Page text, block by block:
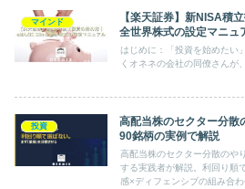
マインド
【楽天証券】新NISA積
全世界株式の設定マニュ
はじめに：「投資を始めたい
くオネネの会社の同僚さんが
投資
高配当株のセクター分散
90銘柄の実例で解説
高配当株のセクター分散のや
する実践者が解説。利回り順
感×ディフェンシブの組み合